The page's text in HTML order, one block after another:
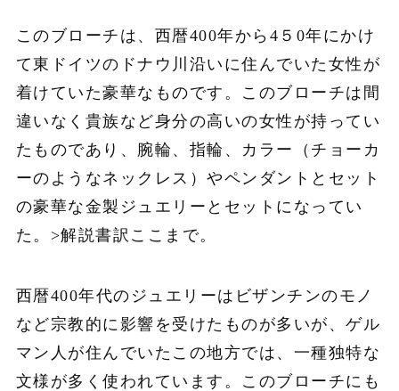
このブローチは、西暦400年から4５0年にかけ
て東ドイツのドナウ川沿いに住んでいた女性が
着けていた豪華なものです。このブローチは間
違いなく貴族など身分の高いの女性が持ってい
たものであり、腕輪、指輪、カラー（チョーカ
ーのようなネックレス）やペンダントとセット
の豪華な金製ジュエリーとセットになってい
た。>解説書訳ここまで。
西暦400年代のジュエリーはビザンチンのモノ
など宗教的に影響を受けたものが多いが、ゲル
マン人が住んでいたこの地方では、一種独特な
文様が多く使われています。このブローチにも